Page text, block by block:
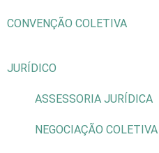
CONVENÇÃO COLETIVA
JURÍDICO
ASSESSORIA JURÍDICA
NEGOCIAÇÃO COLETIVA